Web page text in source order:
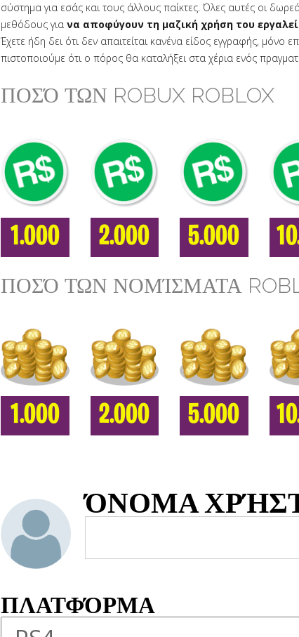
σύστημα για εσάς και τους άλλους παίκτες. Όλες αυτές οι
μεθόδους για να αποφύγουν τη μαζική χρήση του
Έχετε ήδη δει ότι δεν απαιτείται κανένα είδος εγγραφής, μόνο
πιστοποιούμε ότι ο πόρος θα καταλήξει στα χέρια ενός
ΠΟΣΌ ΤΩΝ ROBUX ROBLOX
1.000 2.000 5.000
ΠΟΣΌ ΤΩΝ ΝΟΜΊΣΜΑΤΑ
1.000 2.000 5.000
ΌΝΟΜΑ
ΠΛΑΤΦΌΡΜΑ